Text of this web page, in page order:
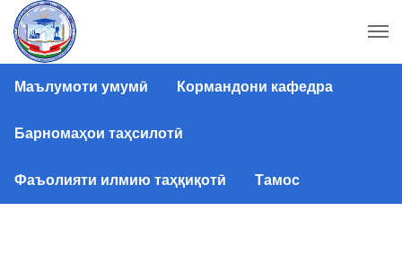
Маълумоти умумӣ Кормандони кафедра
Барномаҳои таҳсилотӣ
Фаъолияти илмию таҳқиқотӣ Тамос